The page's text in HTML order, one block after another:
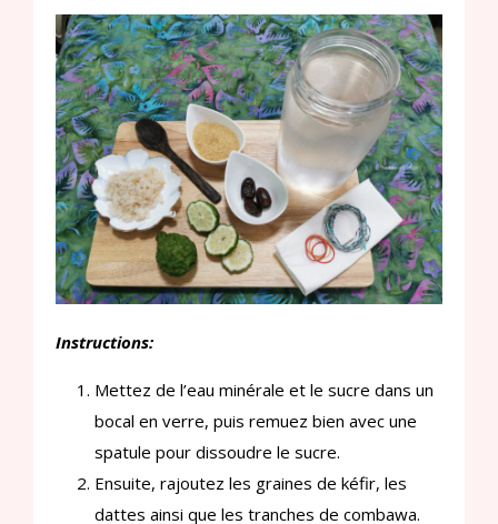
Instructions:
Mettez de l’eau minérale et le sucre dans un
bocal en verre, puis remuez bien avec une
spatule pour dissoudre le sucre.
Ensuite, rajoutez les graines de kéfir, les
dattes ainsi que les tranches de combawa.